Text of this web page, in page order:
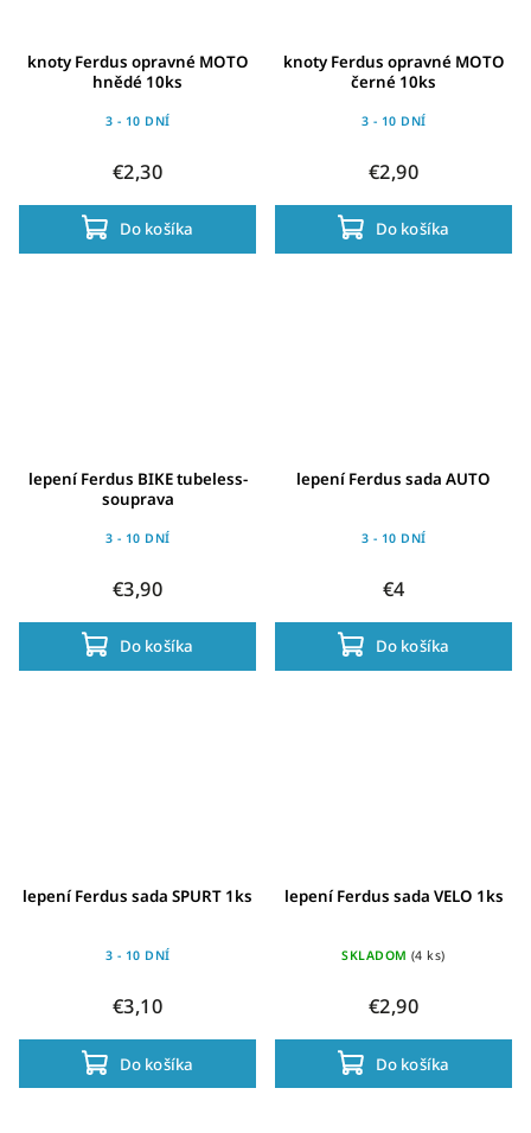
knoty Ferdus opravné MOTO
hnědé 10ks
3 - 10 DNÍ
€2,30
Do košíka
knoty Ferdus opravné MOTO
černé 10ks
3 - 10 DNÍ
€2,90
Do košíka
lepení Ferdus BIKE tubeless-
souprava
3 - 10 DNÍ
€3,90
Do košíka
lepení Ferdus sada AUTO
3 - 10 DNÍ
€4
Do košíka
lepení Ferdus sada SPURT 1ks
3 - 10 DNÍ
€3,10
Do košíka
lepení Ferdus sada VELO 1ks
SKLADOM (4 ks)
€2,90
Do košíka